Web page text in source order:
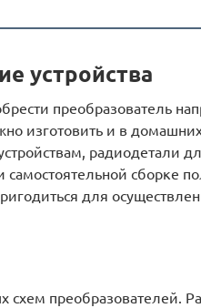
устройства
преобразователь
изготовить и в
радиодетали
сборке
для
схем преобразователей.